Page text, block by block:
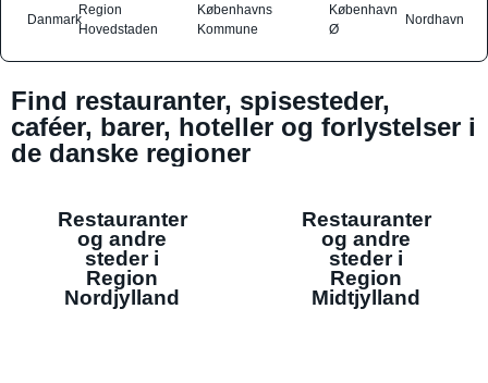
Danmark
Region
Hovedstaden
Københavns
Kommune
København
Ø
Nordhavn
Find restauranter, spisesteder,
caféer, barer, hoteller og forlystelser i
de danske regioner
Restauranter
og andre
steder i
Region
Nordjylland
Restauranter
og andre
steder i
Region
Midtjylland